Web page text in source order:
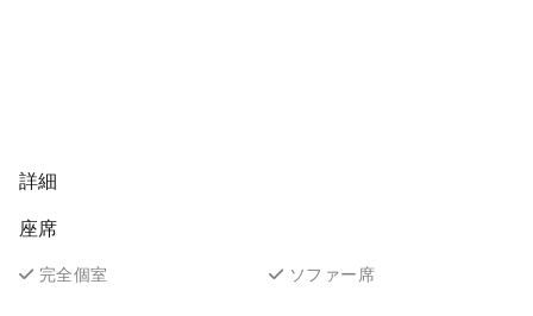
詳細
座席
完全個室 ソファー席